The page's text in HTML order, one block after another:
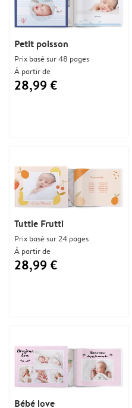
Tuttie Frutti
Prix basé sur 24 pages
À partir de
28,99 €
Bébé love
Petit poisson
Prix basé sur 48 pages
À partir de
28,99 €